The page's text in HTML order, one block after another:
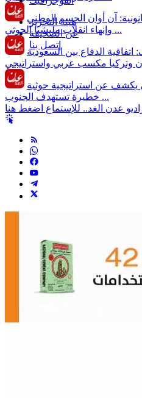
هيئة التحرير
عن الصحيفة
إتصل بنا
آن أوان الحسم الوطني
وإنهاء انقلاب مليشيا الحوثي ...
الدفاع بين السعودية
عن استراتيجية حوثية
خطيرة تستهدف الجنوب ...